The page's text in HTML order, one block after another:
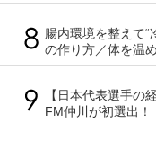
腸内環境を整えて“
の作り方／体を温
【日本代表選手の
FM仲川が初選出！